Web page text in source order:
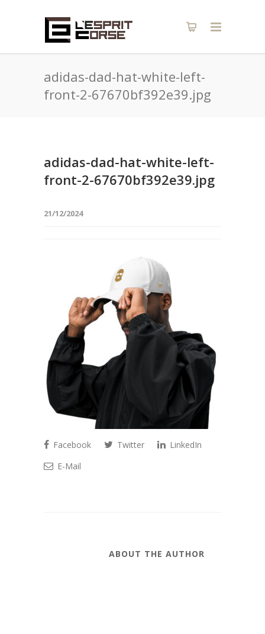
adidas-dad-hat-white-left-
front-2-67670bf392e39.jpg
adidas-dad-hat-white-left-
front-2-67670bf392e39.jpg
21/12/2024
Facebook Twitter
LinkedIn
E-Mail
ABOUT THE AUTHOR